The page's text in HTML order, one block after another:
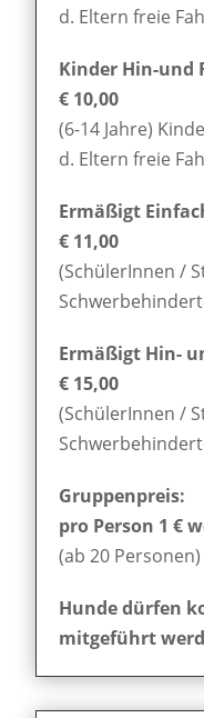
d. Eltern freie
Kinder Hin-und
€ 10,00
(6-14 Jahre)
d. Eltern freie
Ermäßigt
€ 11,00
(SchülerInnen /
Ermäßigt Hin-
€ 15,00
(SchülerInnen /
Gruppenpreis:
pro Person 1 €
(ab 20 Personen)
Hunde dürfen
mitgeführt